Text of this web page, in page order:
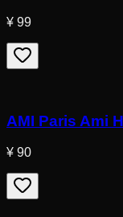
¥ 99
AMI Paris Ami
¥ 90